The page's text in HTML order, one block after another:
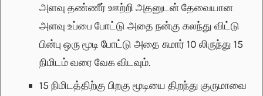
அளவு தண்ணீர் ஊற்றி அதனுடன் தேவையான
அளவு உப்பை போட்டு அதை நன்கு கலந்து விட்டு
பின்பு ஒரு மூடி போட்டு அதை சுமார் 10 லிருந்து 15
நிமிடம் வரை வேக விடவும்.
15 நிமிடத்திற்கு பிறகு மூடியை திறந்து குருமாவை